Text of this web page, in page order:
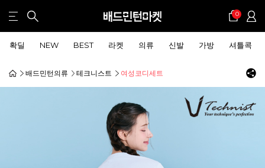
0
확딜 NEW BEST 라켓 의류 신발 가방 셔틀콕
배드민턴의류 테크니스트 여성코디세트